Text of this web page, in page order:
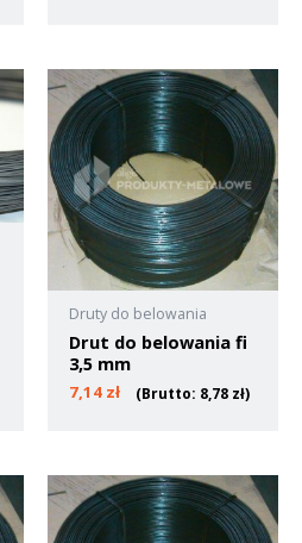
Druty do belowania
Drut do belowania fi
3,5 mm
7,14 zł (Brutto: 8,78 zł)